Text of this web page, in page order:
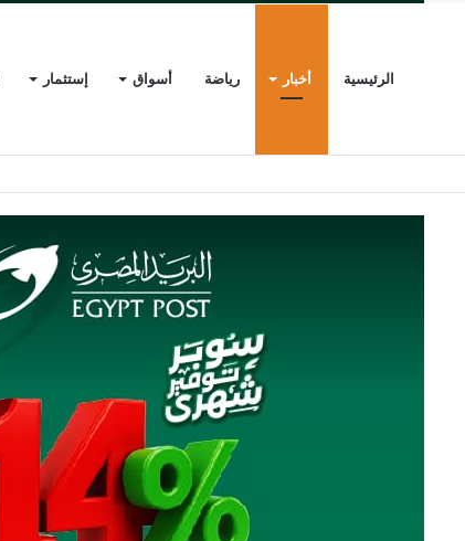
الرئيسية أخبار رياضة أسواق إستثمار